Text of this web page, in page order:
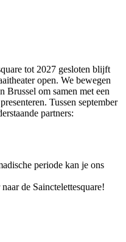
tot 2027 gesloten blijft
open. We bewegen
Brussel om samen met een
Tussen september
partners:
periode kan je ons
de Sainctelettesquare!